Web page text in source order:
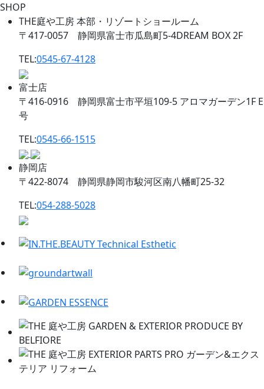
SHOP
THE庭や工房 本部・リゾートショールーム
〒417-0057 静岡県富士市瓜島町5-4DREAM BOX 2F
TEL:0545-67-4128
富士店
〒416-0916 静岡県富士市平垣109-5 アロマガーデン1F E
号
TEL:0545-66-1515
静岡店
〒422-8074 静岡県静岡市駿河区南八幡町25-32
TEL:054-288-5028